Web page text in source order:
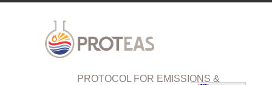
PROTOCOL FOR EMISSIONS &